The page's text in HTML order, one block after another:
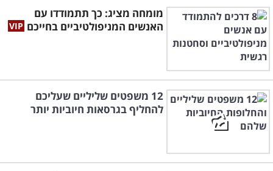
מומחה מציג: כך תתמודדו עם
האנשים המניפולטיביים בחייכם
12 משפטים שליליים שעליכם
להחליף בגרסאות חיוביות יותר